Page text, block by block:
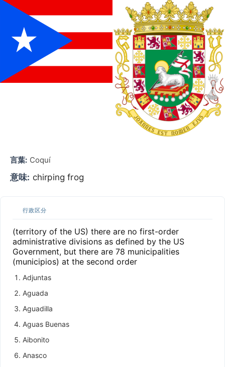
言葉: Coquí
意味: chirping frog
行政区分
(territory of the US) there are no first-order
administrative divisions as defined by the US
Government, but there are 78 municipalities
(municipios) at the second order
Adjuntas
Aguada
Aguadilla
Aguas Buenas
Aibonito
Anasco